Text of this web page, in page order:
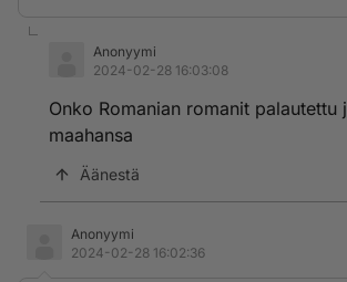
Anonyymi
2024-02-28 16:03:08
Onko Romanian romanit palautettu
maahansa
Äänestä
Anonyymi
2024-02-28 16:02:36